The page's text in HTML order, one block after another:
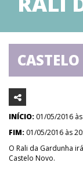
INÍCIO: 01/05/2016
FIM: 01/05/2016 às
O Rali da Gardunha
Castelo Novo.